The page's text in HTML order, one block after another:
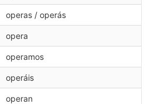
operas / operás
opera
operamos
operáis
operan